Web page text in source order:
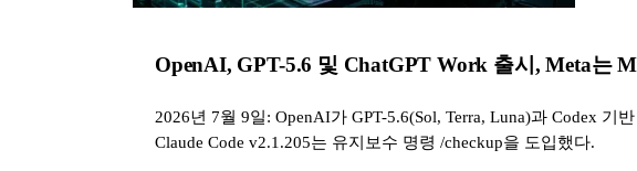
OpenAI, GPT-5.6 및 ChatGPT Work 출시, Meta는
2026년 7월 9일: OpenAI가 GPT-5.6(Sol, Terra, Luna)과 Codex 기
Claude Code v2.1.205는 유지보수 명령 /checkup을 도입했다.